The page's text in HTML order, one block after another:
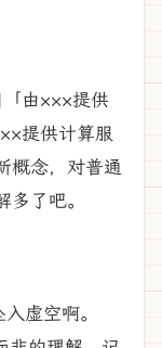
「由×××提供
提供计算服
概念，对普通
了吧。
虚空啊。